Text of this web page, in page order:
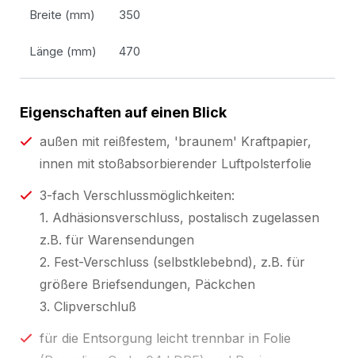
Breite (mm) 350
Länge (mm) 470
Eigenschaften auf einen Blick
außen mit reißfestem, 'braunem' Kraftpapier,
innen mit stoßabsorbierender Luftpolsterfolie
3-fach Verschlussmöglichkeiten:
1. Adhäsionsverschluss, postalisch zugelassen
z.B. für Warensendungen
2. Fest-Verschluss (selbstklebebnd), z.B. für
größere Briefsendungen, Päckchen
3. Clipverschluß
für die Entsorgung leicht trennbar in Folie